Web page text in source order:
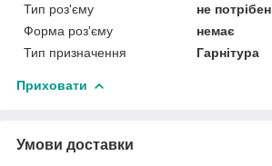
Тип роз'єму
не потрібен
Форма роз'єму
немає
Тип призначення
Гарнітура
Приховати
Умови доставки